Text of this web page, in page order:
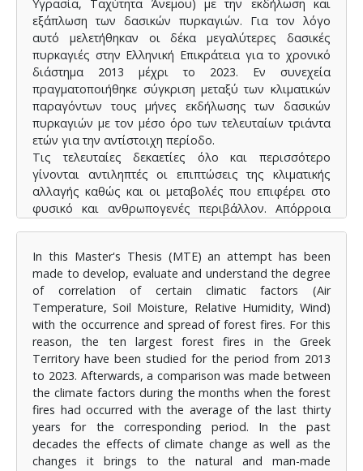
Υγρασία, Ταχύτητα Άνεμου) με την εκδήλωση και
εξάπλωση των δασικών πυρκαγιών. Για τον λόγο
αυτό μελετήθηκαν οι δέκα μεγαλύτερες δασικές
πυρκαγιές στην Ελληνική Επικράτεια για το χρονικό
διάστημα 2013 μέχρι το 2023. Εν συνεχεία
πραγματοποιήθηκε σύγκριση μεταξύ των κλιματικών
παραγόντων τους μήνες εκδήλωσης των δασικών
πυρκαγιών με τον μέσο όρο των τελευταίων τριάντα
ετών για την αντίστοιχη περίοδο.
Τις τελευταίες δεκαετίες όλο και περισσότερο
γίνονται αντιληπτές οι επιπτώσεις της κλιματικής
αλλαγής καθώς και οι μεταβολές που επιφέρει στο
φυσικό και ανθρωπογενές περιβάλλον. Απόρροια
πίεση εξαιτίας των δασικών πυρκαγιών. Έτσι έχει
εισέλθει στο προσκήνιο η ανάγκη καλύτερης
κατανόησης των παραγόντων που συμβάλουν στην
εκδήλωση των δασικών πυρκαγιών. Συνεπώς ο
προσδιορισμός του βαθμού συσχέτισης των
κλιματικών παραγόντων με τις δασικές πυρκαγιές θα
συμβάλει σε ένα καλύτερο και αποτελεσματικότερο
περιβαλλοντικό σχεδιασμό. Η ένταξη των
παραγόντων αυτών στα συστήματα πυροπροστασίας
και ανίχνευσης δασικών πυρκαγιών θα βελτιώσει σε
μεγάλο βαθμό την αποτελεσματικότητα τους. Η
προσέγγιση και ανάπτυξη του θέματος
πραγματοποιήθηκε μέσα από την συγκέντρωση και
In this Master's Thesis (MTE) an attempt has been
made to develop, evaluate and understand the degree
of correlation of certain climatic factors (Air
Temperature, Soil Moisture, Relative Humidity, Wind)
with the occurrence and spread of forest fires. For this
reason, the ten largest forest fires in the Greek
Territory have been studied for the period from 2013
to 2023. Afterwards, a comparison was made between
the climate factors during the months when the forest
fires had occurred with the average of the last thirty
years for the corresponding period. In the past
decades the effects of climate change as well as the
changes it brings to the natural and man-made